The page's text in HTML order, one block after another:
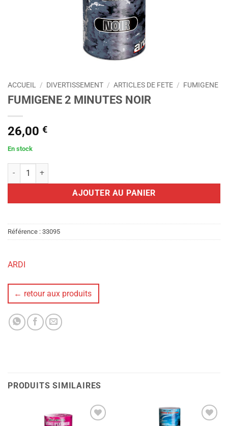
ACCUEIL / DIVERTISSEMENT / ARTICLES DE FETE / FUMIGENE
FUMIGENE 2 MINUTES NOIR
26,00 €
En stock
quantité de FUMIGENE 2 MINUTES NOIR
AJOUTER AU PANIER
Référence : 33095
ARDI
← retour aux produits
PRODUITS SIMILAIRES